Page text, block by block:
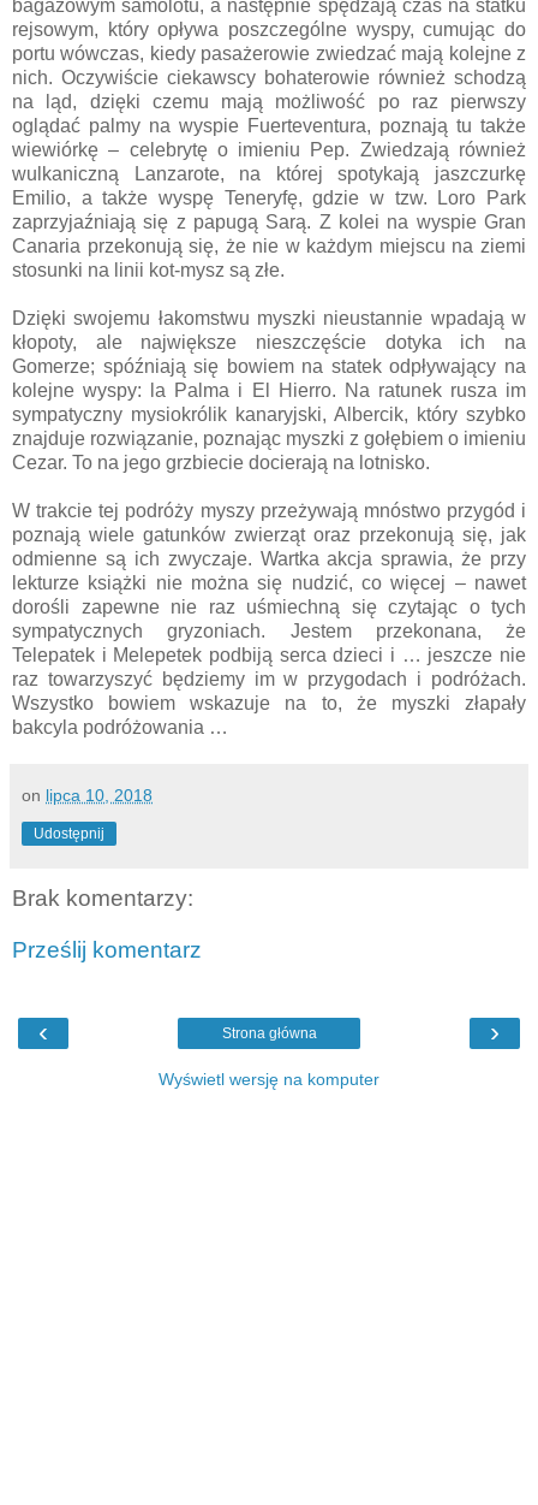
bagażowym samolotu, a następnie spędzają czas na statku
rejsowym, który opływa poszczególne wyspy, cumując do
portu wówczas, kiedy pasażerowie zwiedzać mają kolejne z
nich. Oczywiście ciekawscy bohaterowie również schodzą
na ląd, dzięki czemu mają możliwość po raz pierwszy
oglądać palmy na wyspie Fuerteventura, poznają tu także
wiewiórkę – celebrytę o imieniu Pep. Zwiedzają również
wulkaniczną Lanzarote, na której spotykają jaszczurkę
Emilio, a także wyspę Teneryfę, gdzie w tzw. Loro Park
zaprzyjaźniają się z papugą Sarą. Z kolei na wyspie Gran
Canaria przekonują się, że nie w każdym miejscu na ziemi
stosunki na linii kot-mysz są złe.
Dzięki swojemu łakomstwu myszki nieustannie wpadają w
kłopoty, ale największe nieszczęście dotyka ich na
Gomerze; spóźniają się bowiem na statek odpływający na
kolejne wyspy: la Palma i El Hierro. Na ratunek rusza im
sympatyczny mysiokrólik kanaryjski, Albercik, który szybko
znajduje rozwiązanie, poznając myszki z gołębiem o imieniu
Cezar. To na jego grzbiecie docierają na lotnisko.
W trakcie tej podróży myszy przeżywają mnóstwo przygód i
poznają wiele gatunków zwierząt oraz przekonują się, jak
odmienne są ich zwyczaje. Wartka akcja sprawia, że przy
lekturze książki nie można się nudzić, co więcej – nawet
dorośli zapewne nie raz uśmiechną się czytając o tych
sympatycznych gryzoniach. Jestem przekonana, że
Telepatek i Melepetek podbiją serca dzieci i … jeszcze nie
raz towarzyszyć będziemy im w przygodach i podróżach.
Wszystko bowiem wskazuje na to, że myszki złapały
bakcyla podróżowania …
on lipca 10, 2018
Udostępnij
Brak komentarzy:
Prześlij komentarz
‹ ›
Strona główna
Wyświetl wersję na komputer